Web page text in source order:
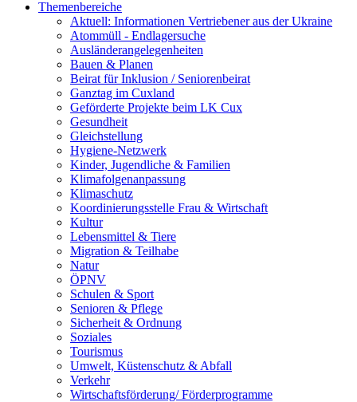
Themenbereiche
Aktuell: Informationen Vertriebener aus der Ukraine
Atommüll - Endlagersuche
Ausländerangelegenheiten
Bauen & Planen
Beirat für Inklusion / Seniorenbeirat
Ganztag im Cuxland
Geförderte Projekte beim LK Cux
Gesundheit
Gleichstellung
Hygiene-Netzwerk
Kinder, Jugendliche & Familien
Klimafolgenanpassung
Klimaschutz
Koordinierungsstelle Frau & Wirtschaft
Kultur
Lebensmittel & Tiere
Migration & Teilhabe
Natur
ÖPNV
Schulen & Sport
Senioren & Pflege
Sicherheit & Ordnung
Soziales
Tourismus
Umwelt, Küstenschutz & Abfall
Verkehr
Wirtschaftsförderung/ Förderprogramme